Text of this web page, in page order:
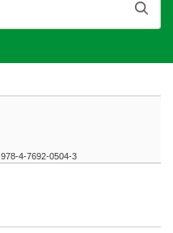
978-4-7692-0504-3